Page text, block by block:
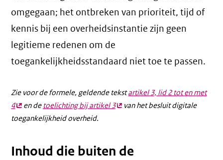
omgegaan; het ontbreken van prioriteit, tijd of
kennis bij een overheidsinstantie zijn geen
legitieme redenen om de
toegankelijkheidsstandaard niet toe te passen.
Zie voor de formele, geldende tekstartikel 3, lid 2 tot en met
4(externe
link)
en de toelichting bij artikel 3(externe
van het besluit digitale
toegankelijkheid overheid.
Inhoud die buiten de